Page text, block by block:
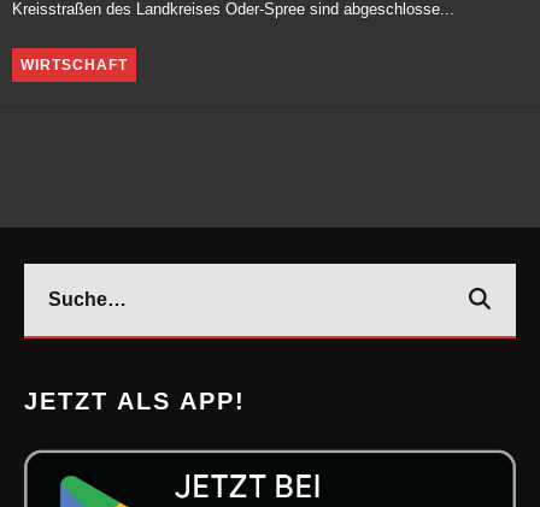
Kreisstraßen des Landkreises Oder-Spree sind abgeschlosse...
WIRTSCHAFT
JETZT ALS APP!